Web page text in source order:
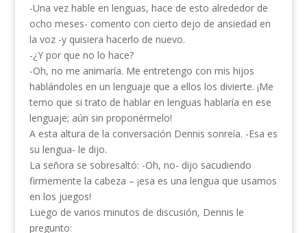
-Una vez hable en lenguas, hace de esto alrededor de
ocho meses- comento con cierto dejo de ansiedad en
la voz -y quisiera hacerlo de nuevo.
-¿Y por que no lo hace?
-Oh, no me animaría. Me entretengo con mis hijos
hablándoles en un lenguaje que a ellos los divierte. ¡Me
temo que si trato de hablar en lenguas hablaría en ese
lenguaje; aún sin proponérmelo!
A esta altura de la conversación Dennis sonreía. -Esa es
su lengua- le dijo.
La señora se sobresaltó: -Oh, no- dijo sacudien­do
firmemente la cabeza – ¡esa es una lengua que usamos
en los juegos!
Luego de varios minutos de discusión, Dennis le
pregunto: